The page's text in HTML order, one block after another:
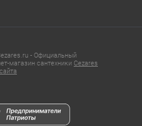
- Официальный
магазин сантехники Cezares